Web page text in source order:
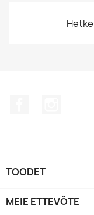
TOODET
MEIE ETTEVÕTE